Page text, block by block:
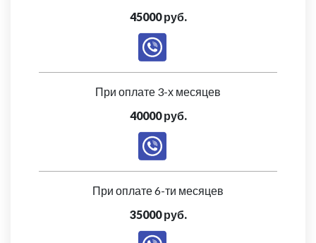
45000 руб.
При оплате 3-х месяцев
40000 руб.
При оплате 6-ти месяцев
35000 руб.